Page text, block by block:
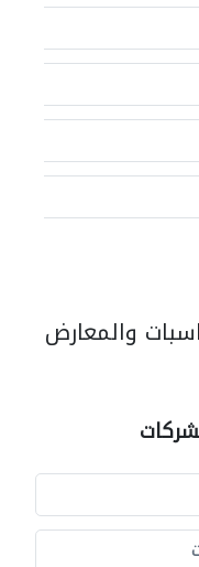
والمعارض